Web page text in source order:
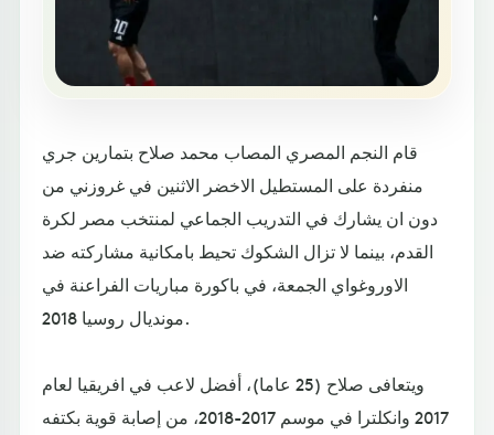
قام النجم المصري المصاب محمد صلاح بتمارين جري
منفردة على المستطيل الاخضر الاثنين في غروزني من
دون ان يشارك في التدريب الجماعي لمنتخب مصر لكرة
القدم، بينما لا تزال الشكوك تحيط بامكانية مشاركته ضد
الاوروغواي الجمعة، في باكورة مباريات الفراعنة في
مونديال روسيا 2018.
ويتعافى صلاح (25 عاما)، أفضل لاعب في افريقيا لعام
2017 وانكلترا في موسم 2017-2018، من إصابة قوية بكتفه